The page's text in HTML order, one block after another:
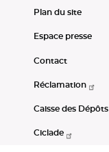
Plan du site
Espace presse
Contact
Réclamation
Caisse des Dépôts
Ciclade